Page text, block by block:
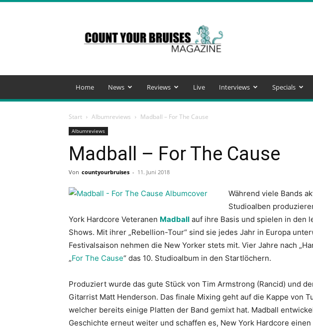
Your
Bruises
Magazine
Home News Reviews Live Interviews Specials
Start Albumreviews Madball – For The Cause
Albumreviews
Madball – For The Cause
Von countyourbruises - 11. Juni 2018
Während viele Bands
Studioalben
York Hardcore Veteranen Madball auf ihre Basis und spielen in den
Shows. Mit ihrer „Rebellion-Tour“ sind sie jedes Jahr in Europa
Festivalsaison nehmen die New Yorker stets mit. Vier Jahre nach
„For The Cause“ das 10. Studioalbum in den Startlöchern.
Produziert wurde das gute Stück von Tim Armstrong (Rancid) und
Gitarrist Matt Henderson. Das finale Mixing geht auf die Kappe von
welcher bereits einige Platten der Band gemixt hat. Madball
Geschichte erneut weiter und schaffen es, New York Hardcore